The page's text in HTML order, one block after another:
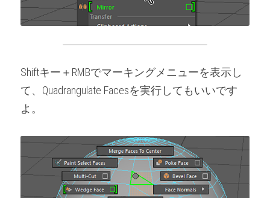
Shiftキー＋RMBでマーキングメニューを表示し
て、Quadrangulate Facesを実行してもいいです
よ。